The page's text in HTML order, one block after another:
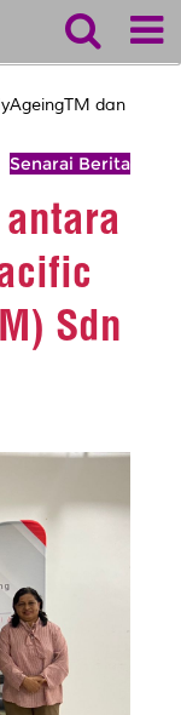
dan
Senarai Berita
Sdn